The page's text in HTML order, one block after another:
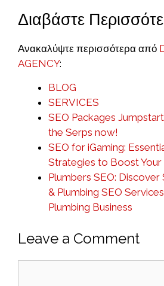
Διαβάστε
Ανακαλύψτε περισσότερα από
AGENCY:
BLOG
SERVICES
SEO Packages
the Serps now!
SEO for iGaming:
Strategies to Boost Your
Plumbers SEO: Discover
& Plumbing SEO
Plumbing Business
Leave a Comment